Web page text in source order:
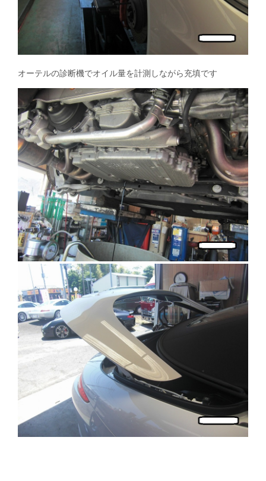
オーテルの診断機でオイル量を計測しながら充填です